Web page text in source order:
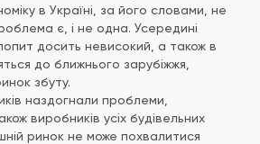
в Україні, за його словами, не
є, і не одна. Усередині
досить невисокий, а також в
до ближнього зарубіжжя,
збуту.
наздогнали проблеми,
виробників усіх будівельних
ринок не може похвалитися